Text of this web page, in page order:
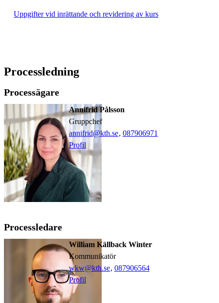
Uppgifter vid inrättande och revidering av kurs
Processledning
Processägare
Annifrid Pålsson
gruppchef
annifrid@kth.se, 087906971
Profil
Processledare
William Källback Winter
kommunikatör
wkw@kth.se, 087906564
Profil